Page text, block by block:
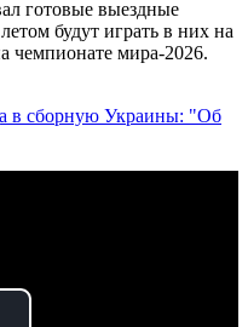
готовые выездные
будут играть в них на
мира-2026.
в сборную Украины: "Об